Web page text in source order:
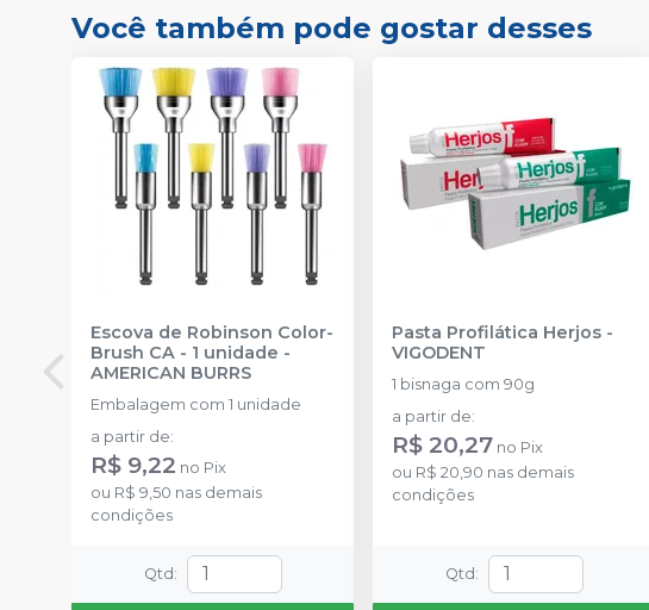
Você também pode gostar desses
Escova de Robinson Color-
Brush CA - 1 unidade -
AMERICAN BURRS
Embalagem com 1 unidade
a partir de:
R$ 9,22 no Pix
ou R$ 9,50 nas demais
condições
Qtd :
Pasta Profilática Herjos -
VIGODENT
1 bisnaga com 90g
a partir de:
R$ 20,27 no Pix
ou R$ 20,90 nas demais
condições
Qtd :